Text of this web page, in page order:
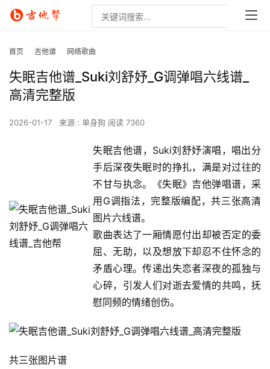
首页 吉他谱 网络歌曲
失眠吉他谱_Suki刘舒妤_G调弹唱六线谱_
高清完整版
2026-01-17 来源 : 单身狗 阅读 7360
失眠吉他谱，Suki刘舒妤演唱，唱出分
手后深夜失眠时的挣扎，满是对过往的
不甘与执念。《失眠》吉他弹唱谱，采
用G调指法，完整版编配，共三张高清
图片六线谱。
歌曲表达了一厢情愿付出却被否定的委
屈、无助，以及想放下却忍不住怀念的
矛盾心理。传递出失恋者深夜的孤独与
心碎，引发人们对逝去爱情的共鸣，抚
慰同频的情绪创伤。
共三张图片谱